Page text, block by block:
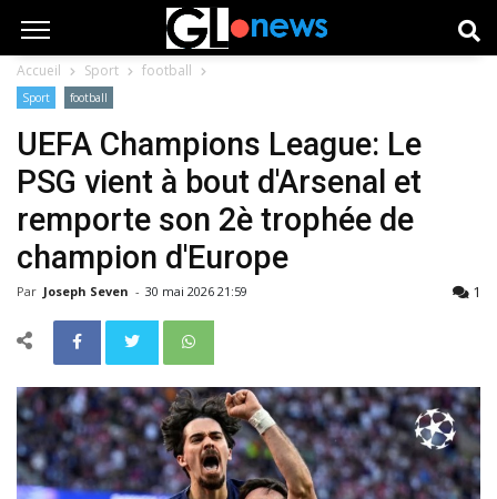
Accueil Sport football
Sport football
UEFA Champions League: Le
PSG vient à bout d'Arsenal et
remporte son 2è trophée de
champion d'Europe
Par Joseph Seven - 30 mai 2026 21:59 1